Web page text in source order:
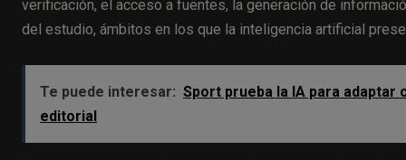
verificación, el acceso a fuentes, la generación de
del estudio, ámbitos en los que la inteligencia artificial
Te puede interesar: Sport prueba la IA para
editorial